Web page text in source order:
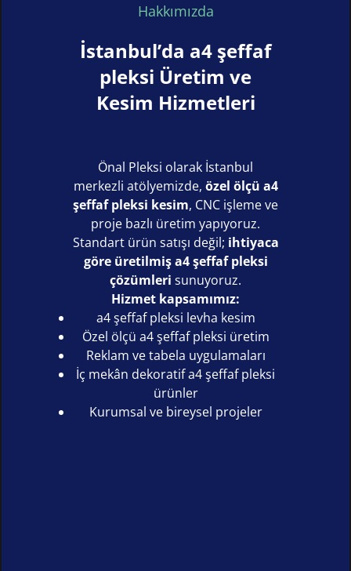
Hakkımızda
İstanbul’da a4 şeffaf
pleksi Üretim ve
Kesim Hizmetleri
Önal Pleksi olarak İstanbul
merkezli atölyemizde, özel ölçü a4
şeffaf pleksi kesim, CNC işleme ve
proje bazlı üretim yapıyoruz.
Standart ürün satışı değil; ihtiyaca
göre üretilmiş a4 şeffaf pleksi
çözümleri sunuyoruz.
Hizmet kapsamımız:
a4 şeffaf pleksi levha kesim
Özel ölçü a4 şeffaf pleksi üretim
Reklam ve tabela uygulamaları
İç mekân dekoratif a4 şeffaf pleksi
ürünler
Kurumsal ve bireysel projeler